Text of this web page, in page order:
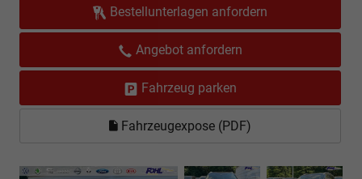
Bestellunterlagen anfordern
Angebot anfordern
Fahrzeug parken
Fahrzeugexpose (PDF)